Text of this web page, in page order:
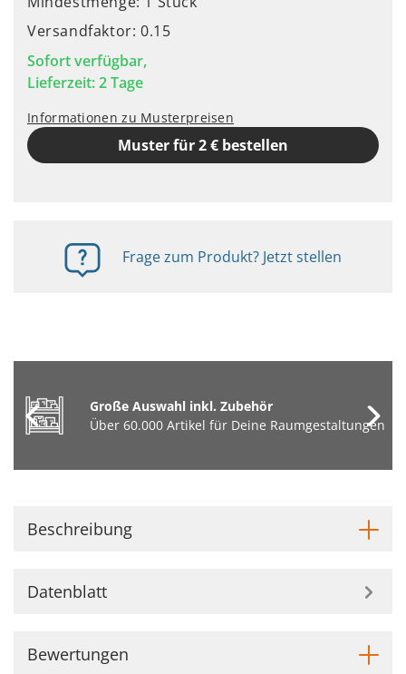
Versandfaktor: 0.15
Sofort verfügbar,
Lieferzeit: 2 Tage
Informationen zu Musterpreisen
Muster für 2 € bestellen
Frage zum Produkt? Jetzt stellen
Große Auswahl inkl. Zubehör
Über 60.000 Artikel für Deine Raumgestaltungen
Beschreibung
Datenblatt
Bewertungen